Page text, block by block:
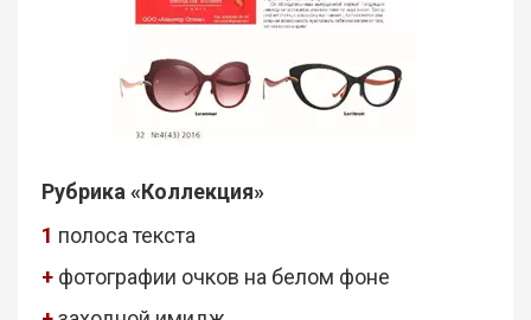
Рубрика «Коллекция»
1 полоса текста
+ фотографии очков на белом фоне